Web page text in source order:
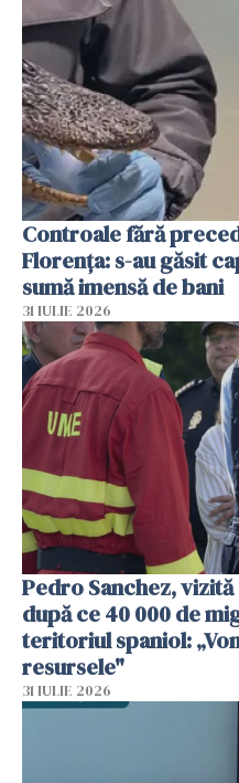
Controale fără
Florența: s-au găsit
sumă imensă de bani
31 IULIE 2026
Pedro Sanchez,
după ce 40 000 de
teritoriul spaniol:
resursele"
31 IULIE 2026